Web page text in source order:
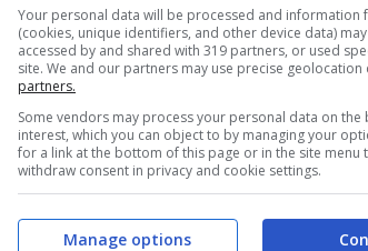
Your personal data will be processed and information
(cookies, unique identifiers, and other device data)
accessed by and shared with 319 partners, or used
site. We and our partners may use precise geolocation
partners.
Some vendors may process your personal data on the
interest, which you can object to by managing your
for a link at the bottom of this page or in the site menu
withdraw consent in privacy and cookie settings.
Manage options